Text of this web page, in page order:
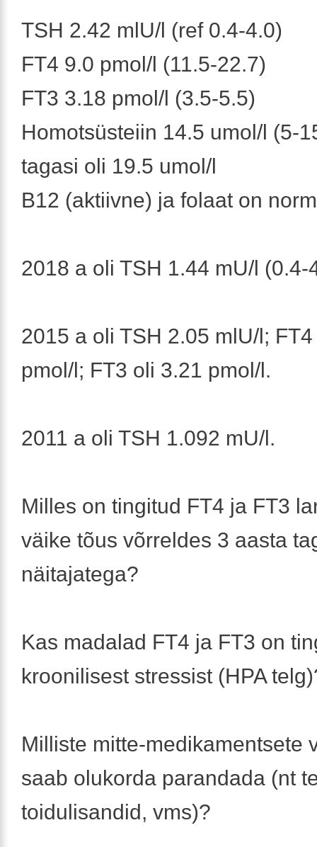
TSH 2.42 mlU/l (ref 0.4-4.0)
FT4 9.0 pmol/l (11.5-22.7)
FT3 3.18 pmol/l (3.5-5.5)
Homotsüsteiin 14.5 umol/l (5-
tagasi oli 19.5 umol/l
B12 (aktiivne) ja folaat on
2018 a oli TSH 1.44 mU/l (0.4-
2015 a oli TSH 2.05 mlU/l;
pmol/l; FT3 oli 3.21 pmol/l.
2011 a oli TSH 1.092 mU/l.
Milles on tingitud FT4 ja FT3
väike tõus võrreldes 3 aasta
näitajatega?
Kas madalad FT4 ja FT3 on
kroonilisest stressist (HPA
Milliste mitte-medikamentsete
saab olukorda parandada (nt
toidulisandid, vms)?